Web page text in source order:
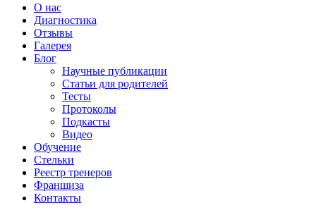
О нас
Диагностика
Отзывы
Галерея
Блог
Научные публикации
Статьи для родителей
Тесты
Протоколы
Подкасты
Видео
Обучение
Стельки
Реестр тренеров
Франшиза
Контакты